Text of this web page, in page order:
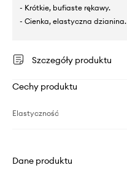
- Krótkie, bufiaste rękawy.
- Cienka, elastyczna dzianina.
Szczegóły produktu
Cechy produktu
Elastyczność
Dane produktu